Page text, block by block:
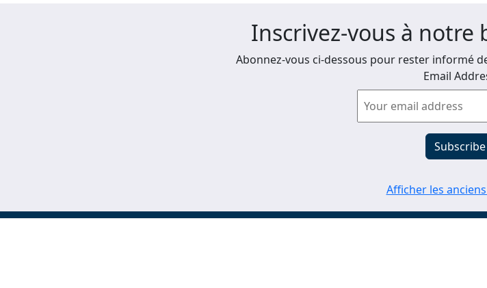
Inscrivez-vous à
Abonnez-vous ci-dessous pour rester informé
Email
Afficher les